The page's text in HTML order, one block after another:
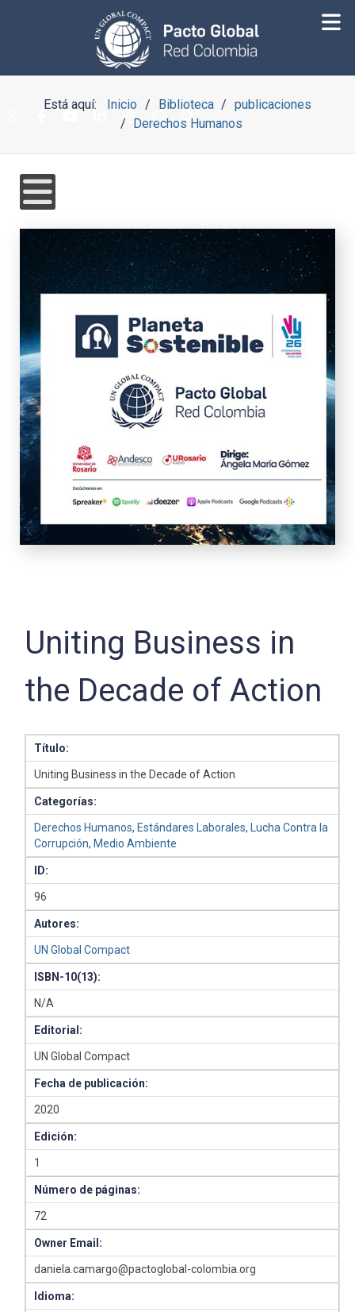
Está aquí: Inicio Biblioteca
publicaciones
Derechos Humanos
Uniting Business in
the Decade of Action
Título:
Uniting Business in the Decade of Action
Categorías:
Derechos Humanos, Estándares Laborales, Lucha Contra la
Corrupción, Medio Ambiente
ID:
96
Autores:
UN Global Compact
ISBN-10(13):
N/A
Editorial:
UN Global Compact
Fecha de publicación:
2020
Edición:
1
Número de páginas:
72
Owner Email:
daniela.camargo@pactoglobal-colombia.org
Idioma: